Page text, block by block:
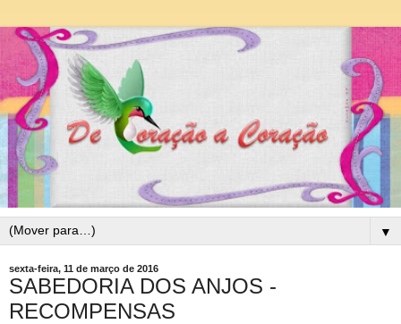
▼
sexta-feira, 11 de março de 2016
SABEDORIA DOS ANJOS -
RECOMPENSAS